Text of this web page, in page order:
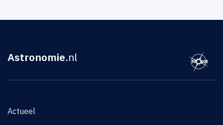
Astronomie.nl
Actueel